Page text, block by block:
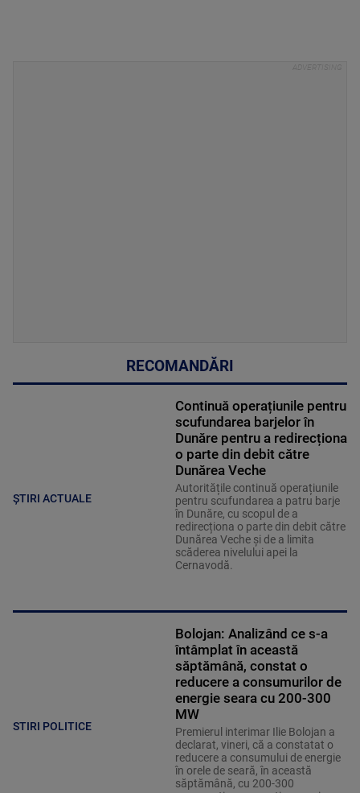
RECOMANDĂRI
ȘTIRI ACTUALE
Continuă operațiunile pentru
scufundarea barjelor în
Dunăre pentru a redirecționa
o parte din debit către
Dunărea Veche
Autoritățile continuă operațiunile
pentru scufundarea a patru barje
în Dunăre, cu scopul de a
redirecționa o parte din debit către
Dunărea Veche și de a limita
scăderea nivelului apei la
Cernavodă.
STIRI POLITICE
Bolojan: Analizând ce s-a
întâmplat în această
săptămână, constat o
reducere a consumurilor de
energie seara cu 200-300
MW
Premierul interimar Ilie Bolojan a
declarat, vineri, că a constatat o
reducere a consumului de energie
în orele de seară, în această
săptămână, cu 200-300